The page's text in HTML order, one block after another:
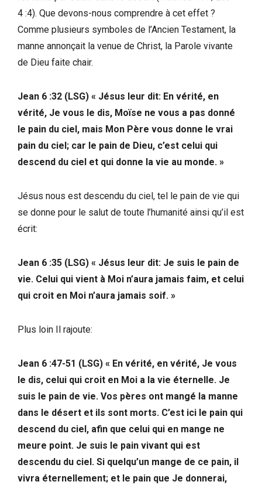
4 :4). Que devons-nous comprendre à cet effet ?
Comme plusieurs symboles de l’Ancien Testament, la
manne annonçait la venue de Christ, la Parole vivante
de Dieu faite chair.
Jean 6 :32 (LSG) « Jésus leur dit: En vérité, en
vérité, Je vous le dis, Moïse ne vous a pas donné
le pain du ciel, mais Mon Père vous donne le vrai
pain du ciel; car le pain de Dieu, c’est celui qui
descend du ciel et qui donne la vie au monde. »
Jésus nous est descendu du ciel, tel le pain de vie qui
se donne pour le salut de toute l’humanité ainsi qu’il est
écrit:
Jean 6 :35 (LSG) « Jésus leur dit: Je suis le pain de
vie. Celui qui vient à Moi n’aura jamais faim, et celui
qui croit en Moi n’aura jamais soif. »
Plus loin Il rajoute:
Jean 6 :47-51 (LSG) « En vérité, en vérité, Je vous
le dis, celui qui croit en Moi a la vie éternelle. Je
suis le pain de vie. Vos pères ont mangé la manne
dans le désert et ils sont morts. C’est ici le pain qui
descend du ciel, afin que celui qui en mange ne
meure point. Je suis le pain vivant qui est
descendu du ciel. Si quelqu’un mange de ce pain, il
vivra éternellement; et le pain que Je donnerai,